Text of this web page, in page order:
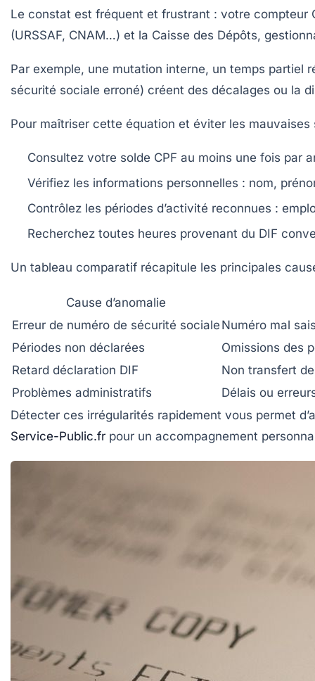
Le constat est fréquent et frustrant : votre compteur
(URSSAF, CNAM…) et la Caisse des Dépôts,
Par exemple, une mutation interne, un temps partiel
sécurité sociale erroné) créent des décalages ou la
Pour maîtriser cette équation et éviter les
Consultez votre solde CPF au moins une fois par
Vérifiez les informations personnelles : nom,
Contrôlez les périodes d’activité reconnues :
Recherchez toutes heures provenant du DIF
Un tableau comparatif récapitule les principales
Cause d’anomalie
Erreur de numéro de sécurité sociale Numéro mal
Périodes non déclarées
Omissions des
Retard déclaration DIF
Non transfert
Problèmes administratifs
Délais ou
Détecter ces irrégularités rapidement vous permet
Service-Public.fr pour un accompagnement